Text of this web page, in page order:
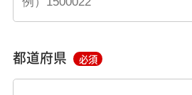
都道府県 必須